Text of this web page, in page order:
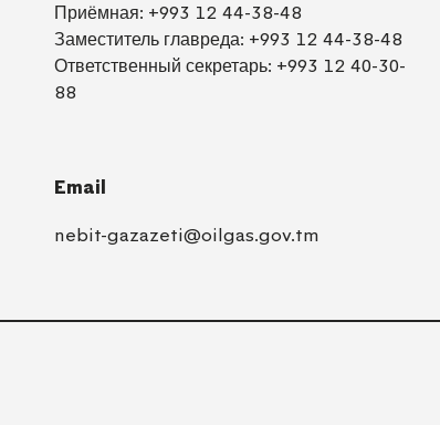
Приёмная: +993 12 44-38-48
Заместитель главреда: +993 12 44-38-48
Ответственный секретарь: +993 12 40-30-
88
Email
nebit-gazazeti@oilgas.gov.tm